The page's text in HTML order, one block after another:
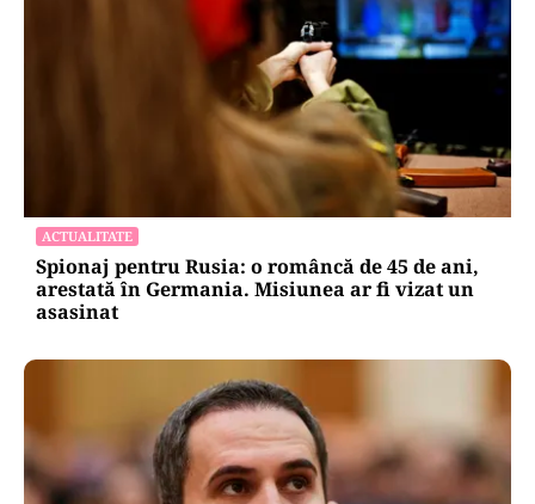
ACTUALITATE
Spionaj pentru Rusia: o româncă de 45 de ani,
arestată în Germania. Misiunea ar fi vizat un
asasinat